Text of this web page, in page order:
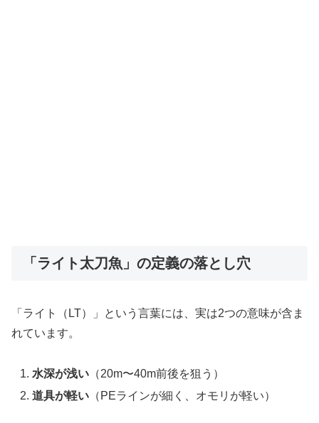
「ライト太刀魚」の定義の落とし穴
「ライト（LT）」という言葉には、実は2つの意味が含ま
れています。
水深が浅い （20m〜40m前後を狙う）
道具が軽い （PEラインが細く、オモリが軽い）